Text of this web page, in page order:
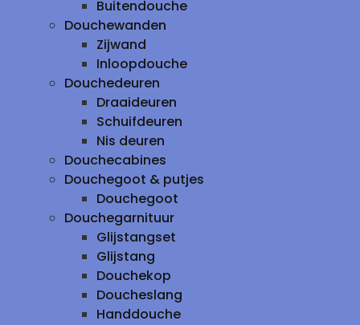
Buitendouche
Douchewanden
Zijwand
Inloopdouche
Douchedeuren
Draaideuren
Schuifdeuren
Nis deuren
Douchecabines
Douchegoot & putjes
Douchegoot
Douchegarnituur
Glijstangset
Glijstang
Douchekop
Doucheslang
Handdouche